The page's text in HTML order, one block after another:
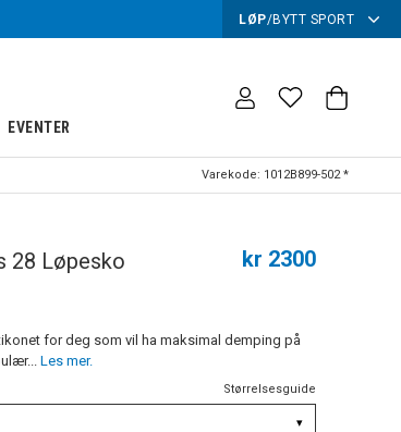
LØP/BYTT SPORT
EVENTER
Varekode: 1012B899-502 *
28 Løpesko
kr 2300
for deg som vil ha maksimal demping på
Les mer.
Størrelsesguide
▾